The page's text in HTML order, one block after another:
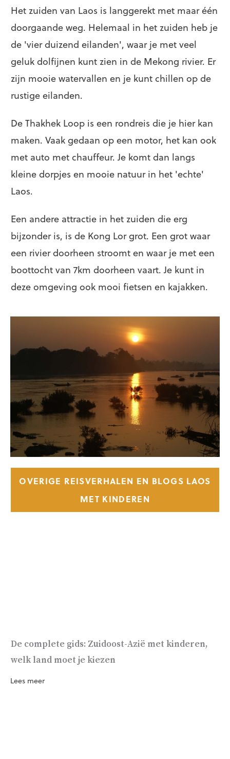
Het zuiden van Laos is langgerekt met maar één
doorgaande weg. Helemaal in het zuiden heb je
de 'vier duizend eilanden', waar je met veel
geluk dolfijnen kunt zien in de Mekong rivier. Er
zijn mooie watervallen en je kunt chillen op de
rustige eilanden.
De Thakhek Loop is een rondreis die je hier kan
maken. Vaak gedaan op een motor, het kan ook
met auto met chauffeur. Je komt dan langs
kleine dorpjes en mooie natuur in het 'echte'
Laos.
Een andere attractie in het zuiden die erg
bijzonder is, is de Kong Lor grot. Een grot waar
een rivier doorheen stroomt en waar je met een
boottocht van 7km doorheen vaart. Je kunt in
deze omgeving ook mooi fietsen en kajakken.
OVERIGE REISVERHALEN EN BLOGS LAOS
MET KINDEREN
De complete gids: Zuidoost-Azië met kinderen,
welk land moet je kiezen
Lees meer